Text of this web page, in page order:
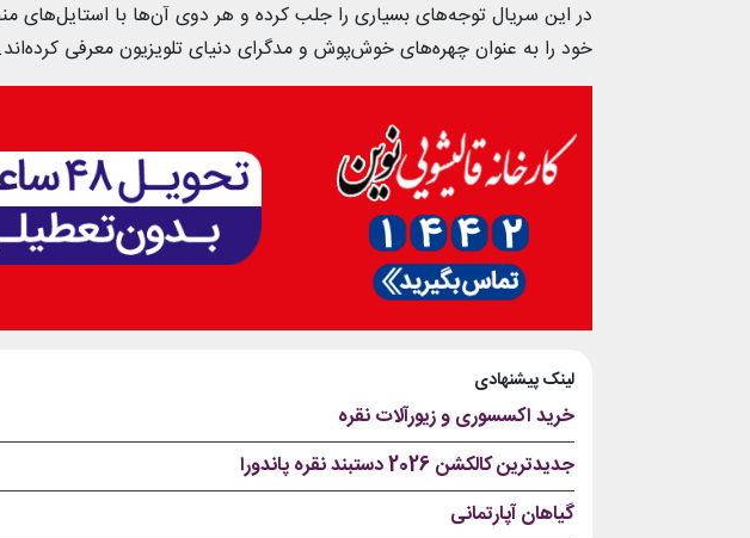
در این سریال توجه‌های بسیاری را جلب کرده‌ و هر دوی آن‌ها با
خود را به عنوان چهره‌های خوش‌پوش و مدگرای دنیای تلویزیون معرفی کرده‌اند.
لینک پیشنهادی
خرید اکسسوری و زیورآلات نقره
جدیدترین کالکشن 2026 دستبند نقره پاندورا
گیاهان آپارتمانی